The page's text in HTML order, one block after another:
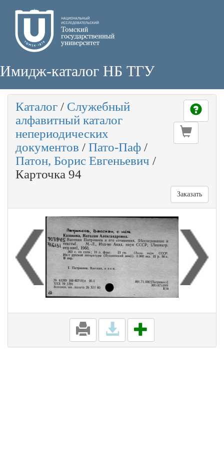
Имидж-каталог НБ ТГУ
Каталог / Служебный
алфавитный каталог
непериодических
документов / Пато-Паф /
Патон, Борис Евгеньевич /
Карточка 94
Заказать